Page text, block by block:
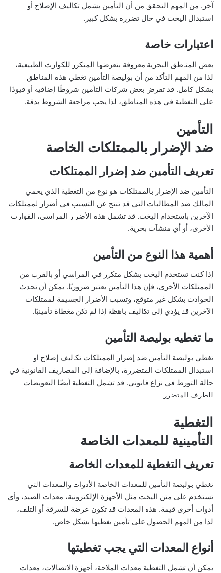
آخر. من المهم التحقق من أن التأمين يشمل تكاليف الإصلاح أو
استبدال اليخت في حال تضرره بشكل كبير.
اعتبارات خاصة
بعض المناطق البحرية معروفة بتعرضها المتكرر للكوارث الطبيعية،
لذا من المهم التأكد من أن بوليصة التأمين تغطي هذه المناطق
بشكل كامل. قد تفرض بعض شركات التأمين شروطًا إضافية أو قيودًا
على التغطية في هذه المناطق، لذا يجب مراجعة الشروط بدقة.
التأمين
ضد الإضرار بالممتلكات الخاصة
تعريف التأمين ضد إضرار الممتلكات
التأمين ضد الإضرار بالممتلكات هو نوع من التغطية الذي يحمي
المالك ضد المطالبات التي قد تنتج عن التسبب في أضرار لممتلكات
الآخرين باستخدام اليخت. قد تشمل هذه الأضرار المراسي، القوارب
الأخرى، أو أي منشآت بحرية.
أهمية هذا النوع من التأمين
إذا كنت تستخدم اليخت بشكل متكرر في المراسي أو بالقرب من
الممتلكات الأخرى، فإن هذا التأمين يعتبر ضروريًا. يمكن أن تحدث
الحوادث بشكل غير متوقع، وتسبب الأضرار الجسيمة لممتلكات
الآخرين قد يؤدي إلى تكاليف باهظة إذا لم تكن مغطاة تأمينيًا.
ما تغطيه بوليصة التأمين
تغطي بوليصة التأمين ضد إضرار الممتلكات تكاليف إصلاح أو
استبدال الممتلكات المتضررة، بالإضافة إلى المصاريف القانونية في
حالة التورط في نزاع قانوني. قد تشمل التغطية أيضًا التعويضات
للطرف المتضرر.
التغطية
التأمينية للمعدات الخاصة
تعريف التغطية للمعدات الخاصة
تغطي بوليصة التأمين للمعدات الخاصة الأدوات والمعدات التي
تستخدم على متن اليخت مثل الأجهزة الإلكترونية، معدات الصيد، وأي
أدوات أخرى قيمة. هذه المعدات قد تكون عرضة للسرقة أو التلف،
لذا من المهم الحصول على تأمين يغطيها بشكل خاص.
أنواع المعدات التي يجب تغطيتها
يمكن أن تشمل التغطية معدات الملاحة، أجهزة الاتصالات، معدات